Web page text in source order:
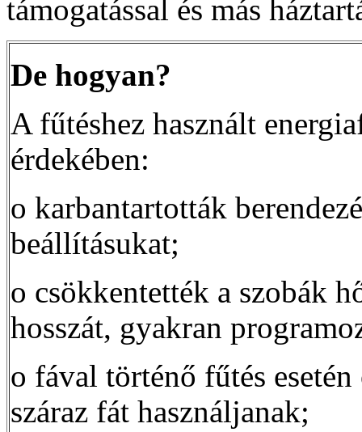
támogatással és más
De hogyan?
A fűtéshez használt
érdekében:
o karbantartották
beállításukat;
o csökkentették a szobák
hosszát, gyakran
o fával történő fűtés
száraz fát használjanak;